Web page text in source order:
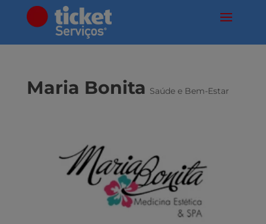
Maria Bonita Saúde e Bem-Estar